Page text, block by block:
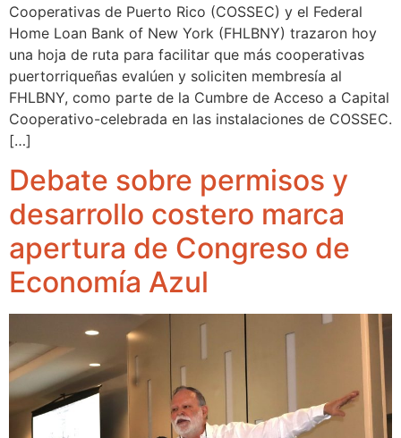
Cooperativas de Puerto Rico (COSSEC) y el Federal
Home Loan Bank of New York (FHLBNY) trazaron hoy
una hoja de ruta para facilitar que más cooperativas
puertorriqueñas evalúen y soliciten membresía al
FHLBNY, como parte de la Cumbre de Acceso a Capital
Cooperativo-celebrada en las instalaciones de COSSEC.
[…]
Debate sobre permisos y
desarrollo costero marca
apertura de Congreso de
Economía Azul